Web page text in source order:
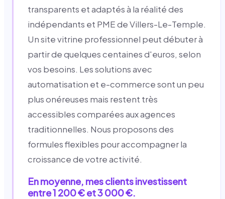
transparents et adaptés à la réalité des
indépendants et PME de Villers-Le-Temple.
Un site vitrine professionnel peut débuter à
partir de quelques centaines d'euros, selon
vos besoins. Les solutions avec
automatisation et e-commerce sont un peu
plus onéreuses mais restent très
accessibles comparées aux agences
traditionnelles. Nous proposons des
formules flexibles pour accompagner la
croissance de votre activité.
En moyenne, mes clients investissent
entre 1 200 € et 3 000 €.